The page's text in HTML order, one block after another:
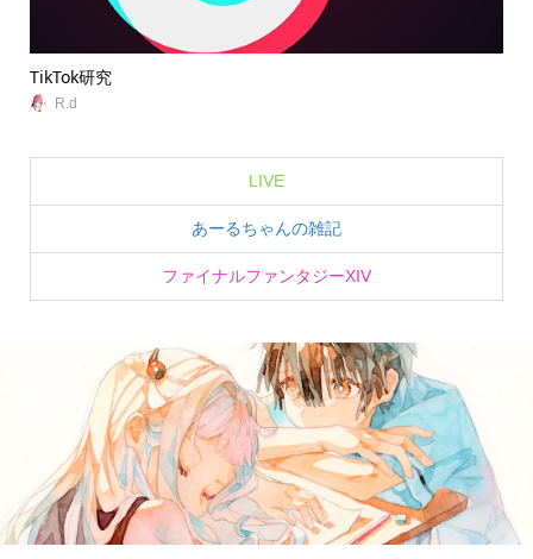
TikTok研究
R.d
LIVE
あーるちゃんの雑記
ファイナルファンタジーXIV